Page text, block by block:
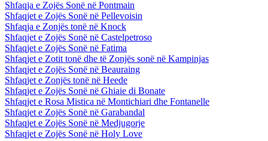
Shfaqja e Zojës Sonë në Pontmain
Shfaqjet e Zojës Sonë në Pellevoisin
Shfaqja e Zonjës tonë në Knock
Shfaqjet e Zojës Sonë në Castelpetroso
Shfaqjet e Zojës Sonë në Fatima
Shfaqjet e Zotit tonë dhe të Zonjës sonë në Kampinjas
Shfaqjet e Zojës Sonë në Beauraing
Shfaqjet e Zonjës tonë në Heede
Shfaqjet e Zojës Sonë në Ghiaie di Bonate
Shfaqjet e Rosa Mistica në Montichiari dhe Fontanelle
Shfaqjet e Zojës Sonë në Garabandal
Shfaqjet e Zojës Sonë në Medjugorje
Shfaqjet e Zojës Sonë në Holy Love